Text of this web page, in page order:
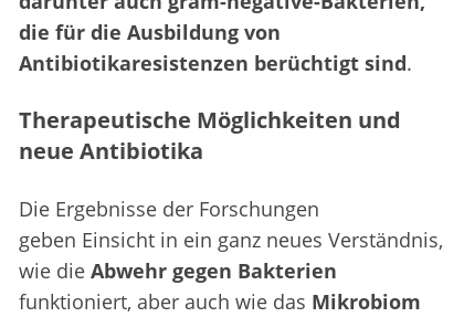
die für die Ausbildung von
Antibiotikaresistenzen berüchtigt sind.
Therapeutische Möglichkeiten und
neue Antibiotika
Die Ergebnisse der Forschungen
geben Einsicht in ein ganz neues Verständnis,
wie die Abwehr gegen Bakterien
funktioniert, aber auch wie das Mikrobiom